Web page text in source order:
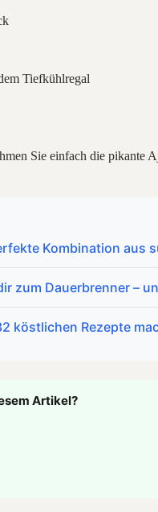
Tiefkühlregal
Sie einfach die pikante
Kombination aus
zum Dauerbrenner –
köstlichen Rezepte
Artikel?